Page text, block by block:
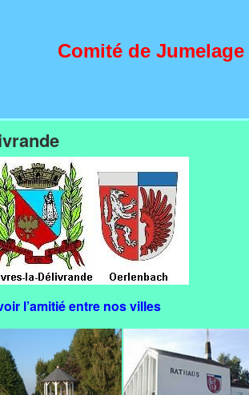
Comité de
l’amitié entre nos villes